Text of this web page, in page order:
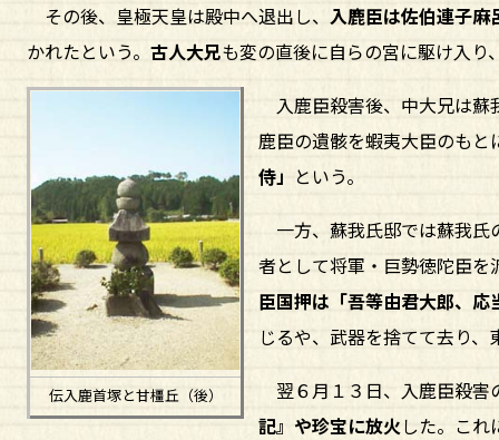
その後、皇極天皇は殿中へ退出し、 入鹿臣は佐伯連子麻
かれたという。 古人大兄も変の直後に自らの宮に駆け入り
伝入鹿首塚と甘橿丘（後）
入鹿臣殺害後、中大兄は蘇
鹿臣の遺骸を蝦夷大臣のもと
侍」 という。
一方、蘇我氏邸では蘇我氏
者として将軍・巨勢徳陀臣を
臣国押は「吾等由君大郎、
じるや、武器を捨てて去り
翌６月１３日、入鹿臣殺害
記』や珍宝に放火した。これ